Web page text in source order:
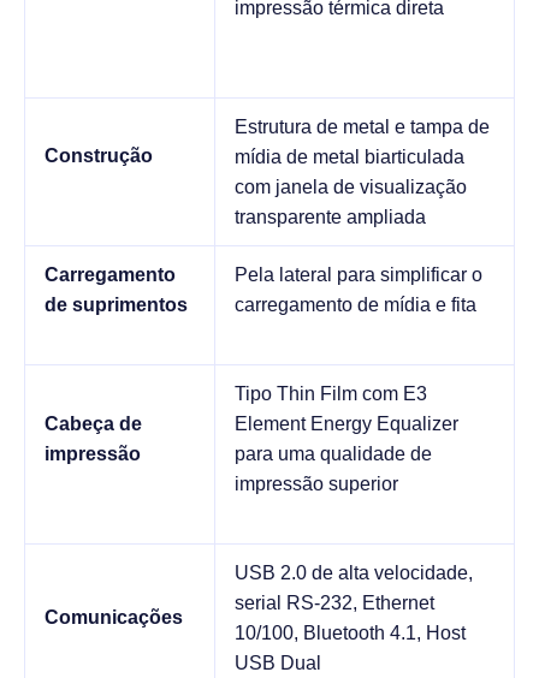
impressão térmica direta
Construção
Estrutura de metal e tampa de
mídia de metal biarticulada
com janela de visualização
transparente ampliada
Carregamento
de suprimentos
Pela lateral para simplificar o
carregamento de mídia e fita
Cabeça de
impressão
Tipo Thin Film com E3
Element Energy Equalizer
para uma qualidade de
impressão superior
Comunicações
USB 2.0 de alta velocidade,
serial RS-232, Ethernet
10/100, Bluetooth 4.1, Host
USB Dual